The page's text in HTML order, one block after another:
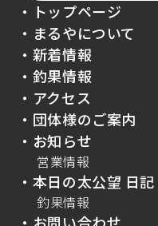
・トップページ
・まるやについて
・新着情報
・釣果情報
・アクセス
・団体様のご案内
・お知らせ
営業情報
・本日の太公望 日記
釣果情報